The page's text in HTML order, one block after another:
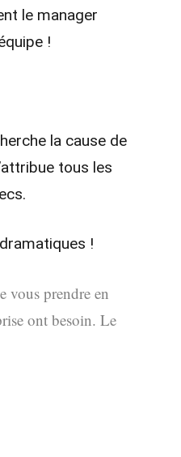
le manager
!
la cause de
tous les
!
vous prendre en
ont besoin. Le